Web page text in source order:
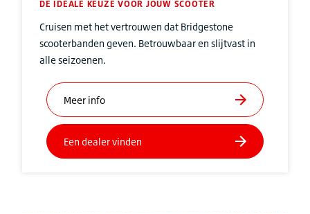
DE IDEALE KEUZE VOOR JOUW SCOOTER
Cruisen met het vertrouwen dat Bridgestone
scooterbanden geven. Betrouwbaar en slijtvast in
alle seizoenen.